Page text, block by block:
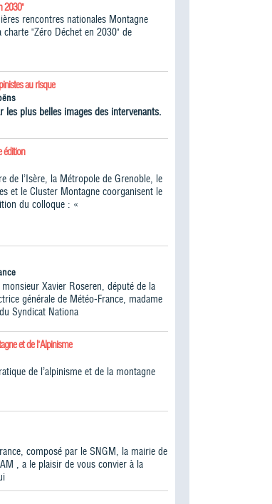
2030"
rencontres nationales Montagne
"Zéro Déchet en 2030" de
au risque
les plus belles images des intervenants.
édition
de l’Isère, la Métropole de Grenoble, le
et le Cluster Montagne coorganisent le
du colloque : «
Xavier Roseren, député de la
générale de Météo-France, madame
Syndicat Nationa
et de l'Alpinisme
de l’alpinisme et de la montagne
composé par le SNGM, la mairie de
, a le plaisir de vous convier à la